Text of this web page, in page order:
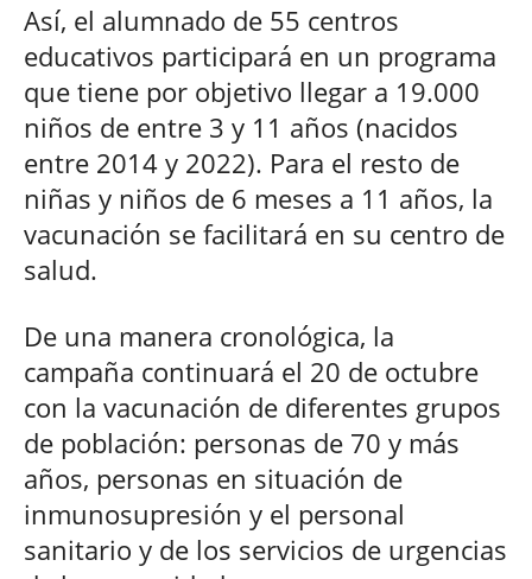
Así, el alumnado de 55 centros
educativos participará en un programa
que tiene por objetivo llegar a 19.000
niños de entre 3 y 11 años (nacidos
entre 2014 y 2022). Para el resto de
niñas y niños de 6 meses a 11 años, la
vacunación se facilitará en su centro de
salud.
De una manera cronológica, la
campaña continuará el 20 de octubre
con la vacunación de diferentes grupos
de población: personas de 70 y más
años, personas en situación de
inmunosupresión y el personal
sanitario y de los servicios de urgencias